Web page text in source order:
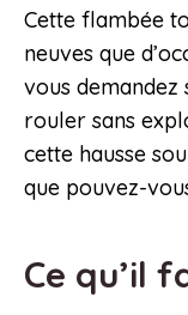
Cette flambée
neuves que
vous
rouler sans
cette hausse
que pouvez-
Ce qu’il